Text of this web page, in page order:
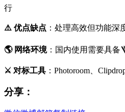
行
⚠️ 优点缺点 ：处理高效但功能深
🌎️ 网络环境：国内使用需要具备
⚔️ 对标工具 ：Photoroom、
分享：